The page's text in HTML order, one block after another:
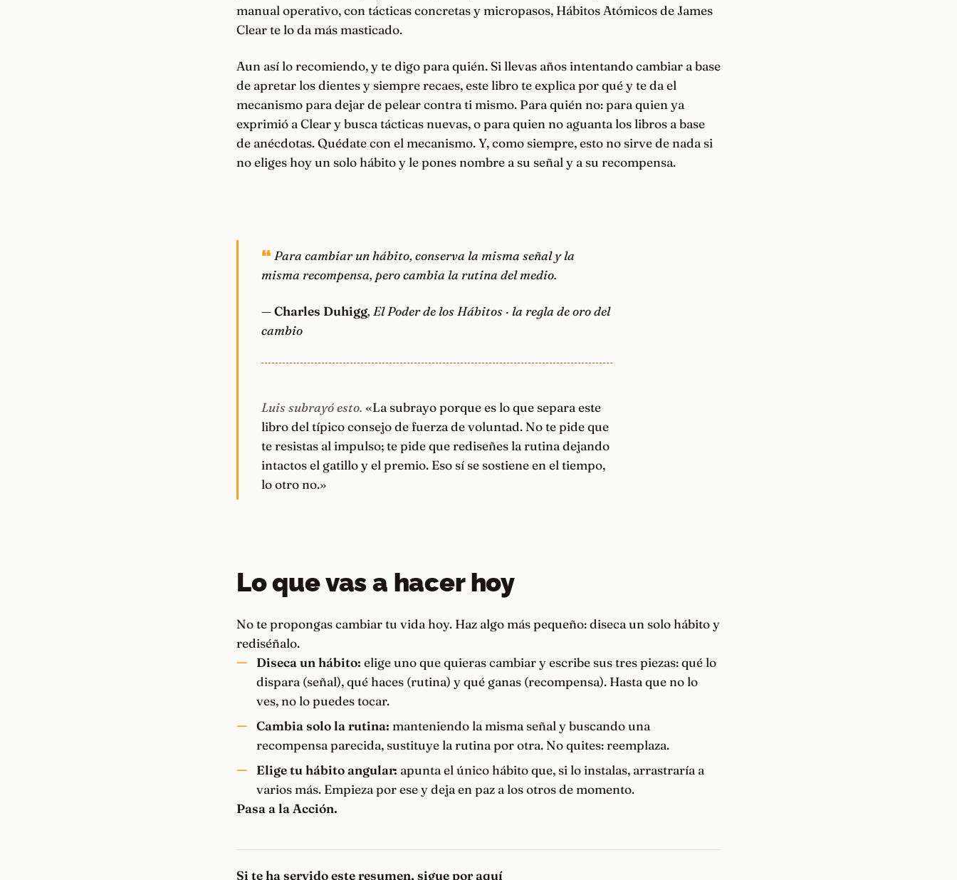
manual operativo, con tácticas concretas y micropasos, Hábitos Atómicos de James
Clear te lo da más masticado.
Aun así lo recomiendo, y te digo para quién. Si llevas años intentando cambiar a base
de apretar los dientes y siempre recaes, este libro te explica por qué y te da el
mecanismo para dejar de pelear contra ti mismo. Para quién no: para quien ya
exprimió a Clear y busca tácticas nuevas, o para quien no aguanta los libros a base
de anécdotas. Quédate con el mecanismo. Y, como siempre, esto no sirve de nada si
no eliges hoy un solo hábito y le pones nombre a su señal y a su recompensa.
Para cambiar un hábito, conserva la misma señal y la
misma recompensa, pero cambia la rutina del medio.
—Charles Duhigg, El Poder de los Hábitos · la regla de oro del
cambio
Luis subrayó esto. «La subrayo porque es lo que separa este
libro del típico consejo de fuerza de voluntad. No te pide que
te resistas al impulso; te pide que rediseñes la rutina dejando
intactos el gatillo y el premio. Eso sí se sostiene en el tiempo,
lo otro no.»
Lo que vas a hacer hoy
No te propongas cambiar tu vida hoy. Haz algo más pequeño: diseca un solo hábito y
rediséñalo.
Diseca un hábito: elige uno que quieras cambiar y escribe sus tres piezas: qué lo
dispara (señal), qué haces (rutina) y qué ganas (recompensa). Hasta que no lo
ves, no lo puedes tocar.
Cambia solo la rutina: manteniendo la misma señal y buscando una
recompensa parecida, sustituye la rutina por otra. No quites: reemplaza.
Elige tu hábito angular: apunta el único hábito que, si lo instalas, arrastraría a
varios más. Empieza por ese y deja en paz a los otros de momento.
Pasa a la Acción.
Si te ha servido este resumen, sigue por aquí